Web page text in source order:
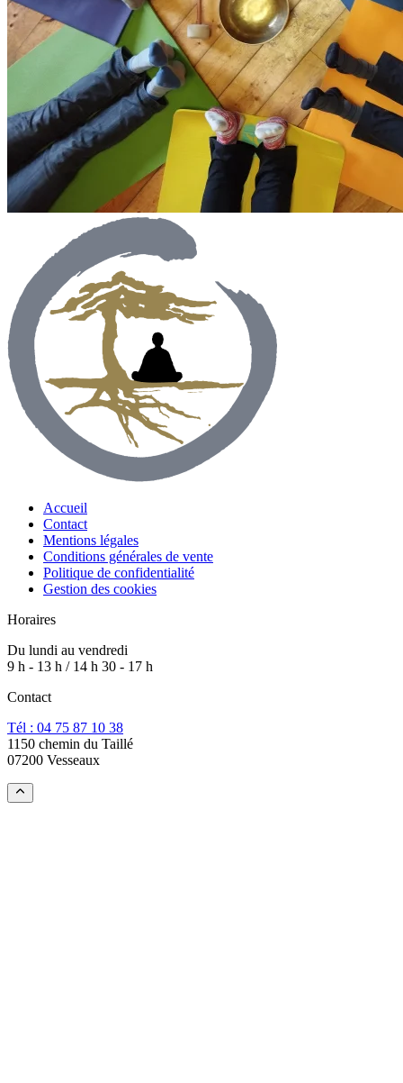
Accueil
Contact
Mentions légales
Conditions générales de vente
Politique de confidentialité
Gestion des cookies
Horaires
Du lundi au vendredi
9 h - 13 h / 14 h 30 - 17 h
Contact
Tél : 04 75 87 10 38
1150 chemin du Taillé
07200 Vesseaux